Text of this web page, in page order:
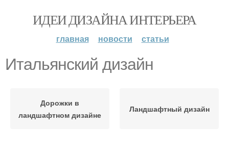
ИДЕИ ДИЗАЙНА ИНТЕРЬЕРА
главная новости статьи
Итальянский дизайн
Дорожки в
ландшафтном дизайне
Ландшафтный дизайн